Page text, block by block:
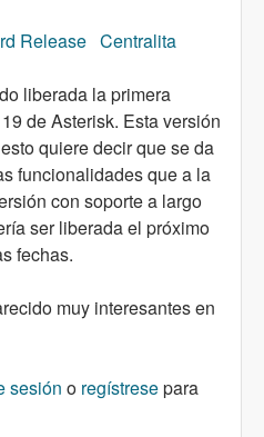
Release Centralita
liberada la primera
de Asterisk. Esta versión
quiere decir que se da
funcionalidades que a la
con soporte a largo
ser liberada el próximo
fechas.
muy interesantes en
versión 19 de Asterisk –
sesión o regístresepara